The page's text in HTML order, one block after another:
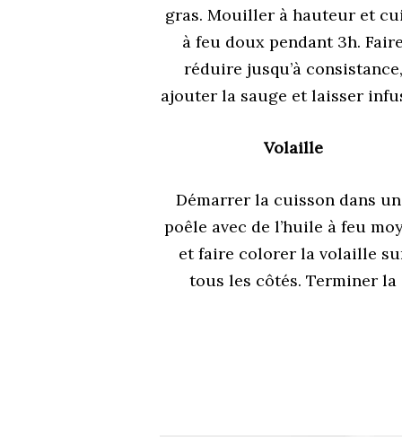
gras. Mouiller à hauteur et
à feu doux pendant 3h.
réduire jusqu’à consistance,
ajouter la sauge et laisser
Volaille
Démarrer la cuisson dans
poêle avec de l’huile à feu
et faire colorer la volaille
tous les côtés. Terminer la